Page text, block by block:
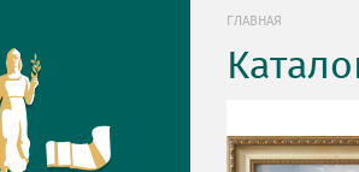
ГЛАВНАЯ